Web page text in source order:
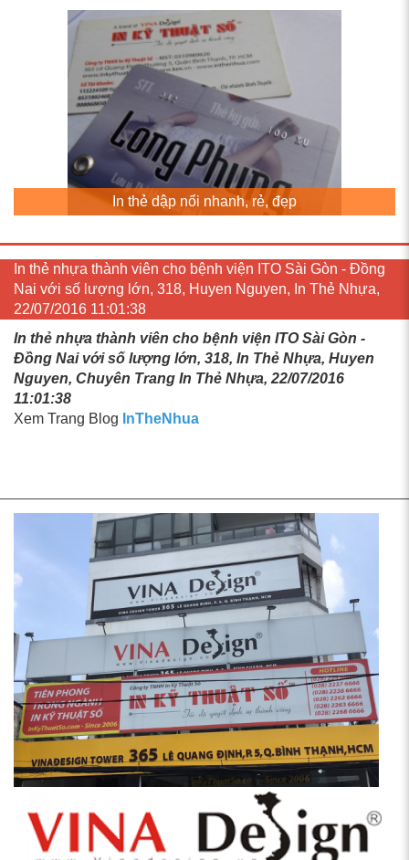
In thẻ dập nổi nhanh, rẻ, đẹp
In thẻ nhựa thành viên cho bệnh viện ITO Sài Gòn - Đồng
Nai với số lượng lớn, 318, Huyen Nguyen, In Thẻ Nhựa,
22/07/2016 11:01:38
In thẻ nhựa thành viên cho bệnh viện ITO Sài Gòn -
Đồng Nai với số lượng lớn, 318, In Thẻ Nhựa, Huyen
Nguyen, Chuyên Trang In Thẻ Nhựa, 22/07/2016
11:01:38
Xem Trang Blog InTheNhua